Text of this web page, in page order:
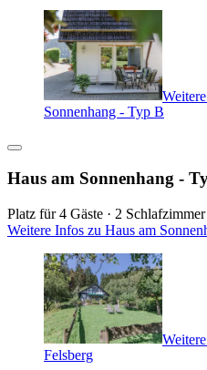
Sonnenhang - Typ B
Haus am Sonnenhang -
Platz für 4 Gäste · 2 Schlafzimmer
Weitere Infos zu Haus am
Felsberg